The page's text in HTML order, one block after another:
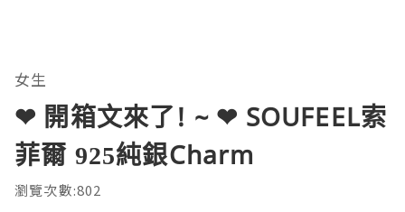
女生
❤ 開箱文來了! ~ ❤ SOUFEEL索
菲爾 925純銀Charm
瀏覽次數:802